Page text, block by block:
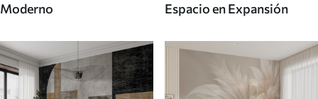
Moderno Espacio en Expansión